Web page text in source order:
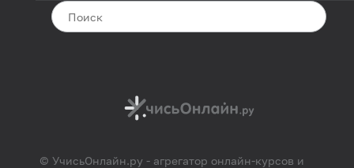
© УчисьОнлайн.ру - агрегатор онлайн-курсов и